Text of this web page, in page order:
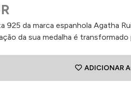
925 da marca espanhola Agatha
da sua medalha é
ADICIONAR